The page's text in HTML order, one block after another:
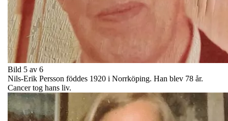
Bild 5 av 6
Nils-Erik Persson föddes 1920 i Norrköping. Han blev 78 år.
Cancer tog hans liv.